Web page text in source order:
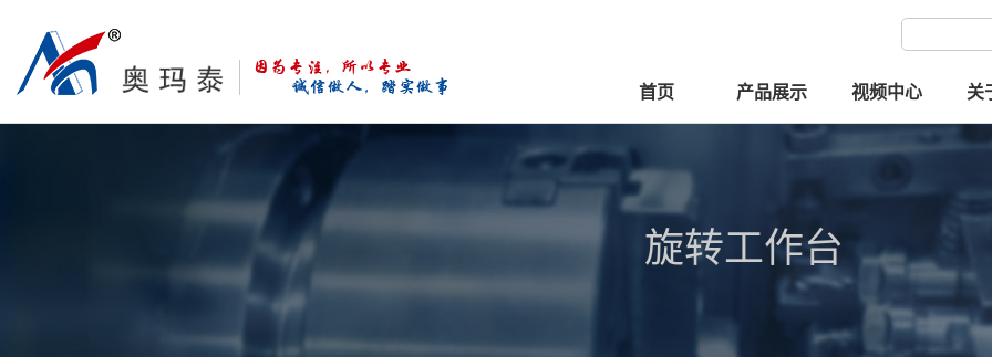
首页 产品展示 视频中心 关
旋转工作台